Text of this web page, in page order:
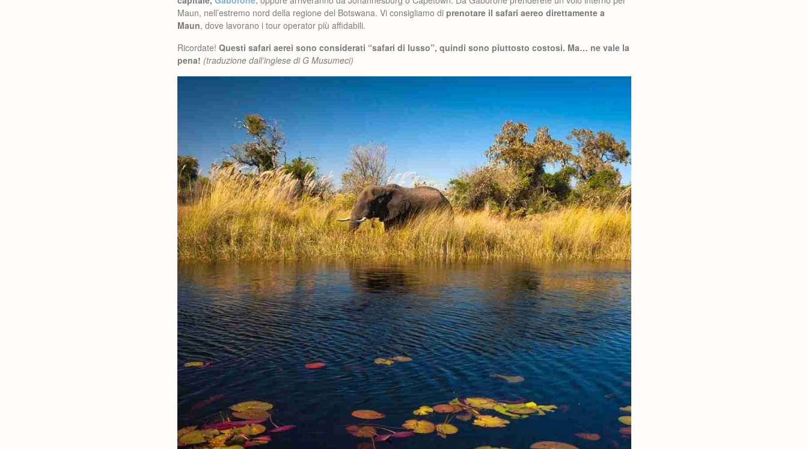
Maun, nell’estremo nord della regione del Botswana. Vi consigliamo di prenotare il safari aereo direttamente a
Maun, dove lavorano i tour operator più affidabili.
Ricordate! Questi safari aerei sono considerati “safari di lusso”, quindi sono piuttosto costosi. Ma… ne vale la
pena! (traduzione dall’inglese di G Musumeci)